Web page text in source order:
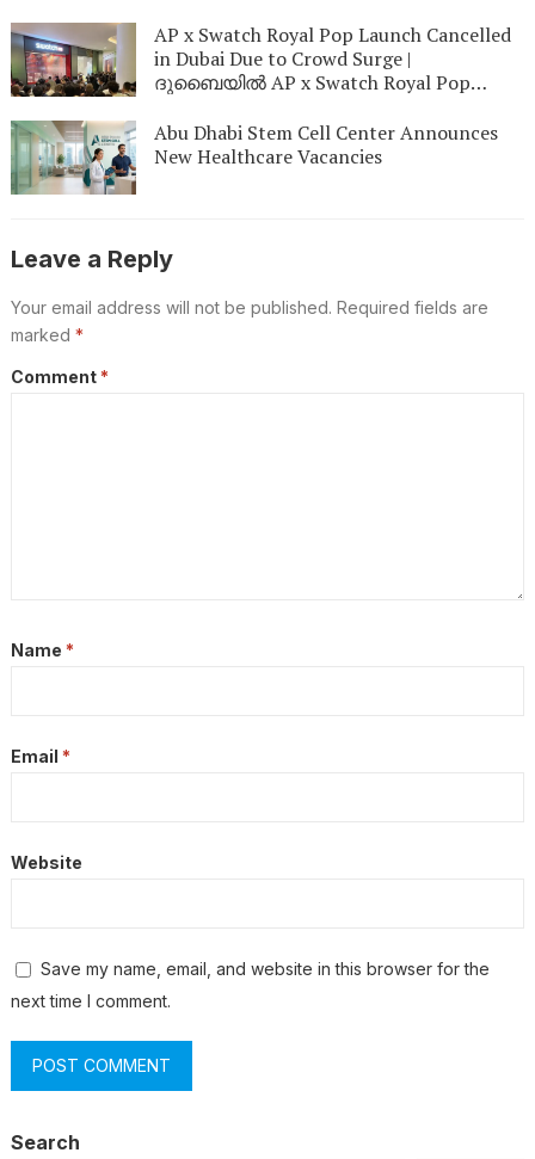
AP x Swatch Royal Pop Launch Cancelled
in Dubai Due to Crowd Surge |
ദുബൈയിൽ AP x Swatch Royal Pop
ജനക്കൂട്ടം കാരണം സുരക്ഷാ നടപടി
Abu Dhabi Stem Cell Center Announces
New Healthcare Vacancies
Leave a Reply
Your email address will not be published. Required fields are
marked *
Comment *
Name *
Email *
Website
Save my name, email, and website in this browser for the
next time I comment.
Search